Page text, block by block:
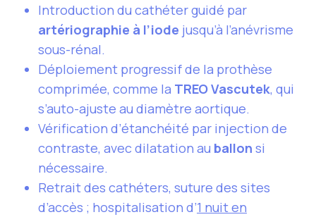
Introduction du cathéter guidé par
artériographie à l’iode jusqu’à l’anévrisme
sous-rénal.
Déploiement progressif de la prothèse
comprimée, comme la TREO Vascutek, qui
s’auto-ajuste au diamètre aortique.
Vérification d’étanchéité par injection de
contraste, avec dilatation au ballon si
nécessaire.
Retrait des cathéters, suture des sites
d’accès ; hospitalisation d’1 nuit en